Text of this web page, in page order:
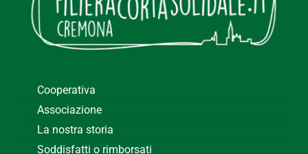
Cooperativa
Associazione
La nostra storia
Soddisfatti o rimborsati